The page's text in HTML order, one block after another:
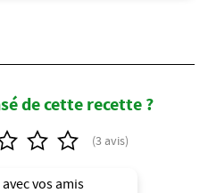
de cette recette ?
vos amis